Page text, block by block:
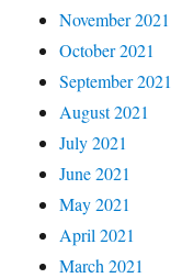
November 2021
October 2021
September 2021
August 2021
July 2021
June 2021
May 2021
April 2021
March 2021